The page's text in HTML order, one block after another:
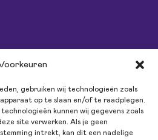
gebruiken wij technologieën zoals
op te slaan en/of te raadplegen.
kunnen wij gegevens zoals
site verwerken. Als je geen
intrekt, kan dit een nadelige